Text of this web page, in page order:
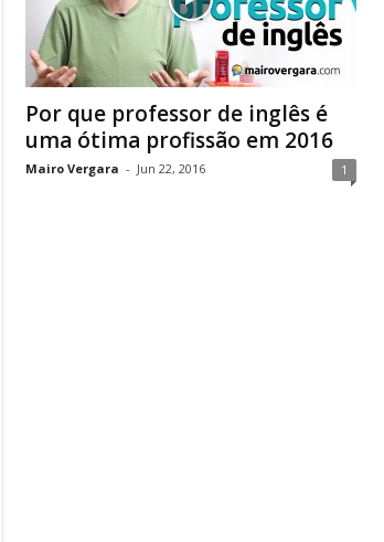
Por que professor de inglês é
uma ótima profissão em 2016
Mairo Vergara - Jun 22, 2016 1